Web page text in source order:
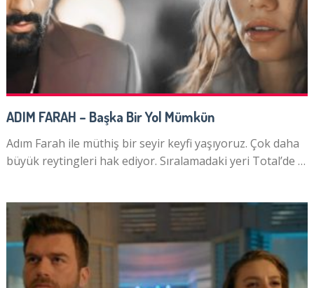
ADIM FARAH – Başka Bir Yol Mümkün
Adım Farah ile müthiş bir seyir keyfi yaşıyoruz. Çok daha
büyük reytingleri hak ediyor. Sıralamadaki yeri Total’de …